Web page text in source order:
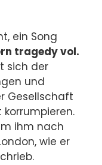
ein Song
tragedy vol.
sich der
und
Gesellschaft
ihm nach
wie er